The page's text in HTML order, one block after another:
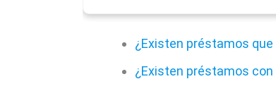
¿Existen préstamos
¿Existen préstamos con